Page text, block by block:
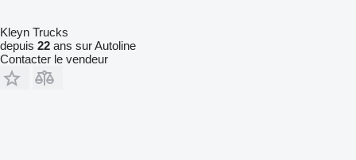
Kleyn Trucks
depuis 22 ans sur Autoline
Contacter le vendeur